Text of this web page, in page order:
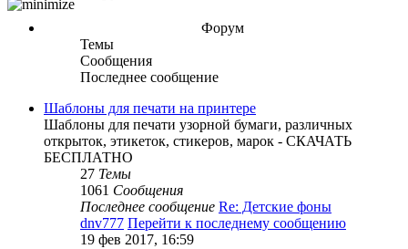
Форум
Темы
Сообщения
Последнее сообщение
Шаблоны для печати на принтере
Шаблоны для печати узорной бумаги, различных
открыток, этикеток, стикеров, марок - СКАЧАТЬ
БЕСПЛАТНО
27 Темы
1061 Сообщения
Последнее сообщение Re: Детские фоны
dnv777 Перейти к последнему сообщению
19 фев 2017, 16:59